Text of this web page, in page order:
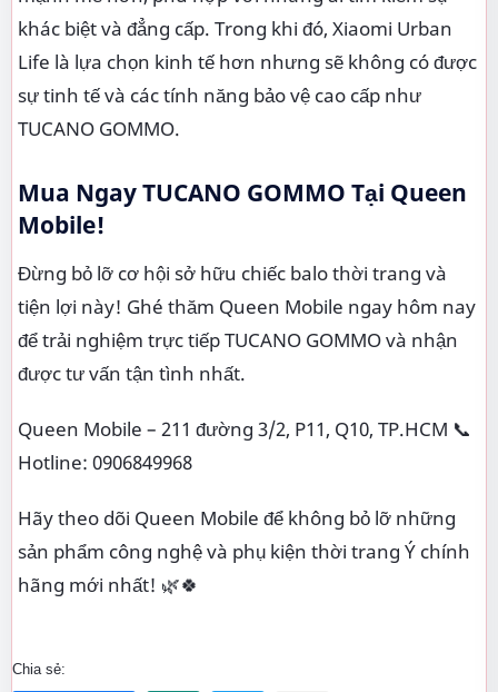
khác biệt và đẳng cấp. Trong khi đó, Xiaomi Urban
Life là lựa chọn kinh tế hơn nhưng sẽ không có được
sự tinh tế và các tính năng bảo vệ cao cấp như
TUCANO GOMMO.
Mua Ngay TUCANO GOMMO Tại Queen
Mobile!
Đừng bỏ lỡ cơ hội sở hữu chiếc balo thời trang và
tiện lợi này! Ghé thăm Queen Mobile ngay hôm nay
để trải nghiệm trực tiếp TUCANO GOMMO và nhận
được tư vấn tận tình nhất.
Queen Mobile – 211 đường 3/2, P11, Q10, TP.HCM 📞
Hotline: 0906849968
Hãy theo dõi Queen Mobile để không bỏ lỡ những
sản phẩm công nghệ và phụ kiện thời trang Ý chính
hãng mới nhất! 🌿🍀